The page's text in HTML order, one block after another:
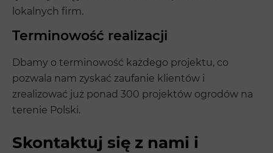
lokalnych firm.
Terminowość realizacji
Dbamy o terminowość każdego projektu, co
pozwala nam zyskać zaufanie klientów i
zrealizować już ponad 300 projektów ogrodów na
terenie Polski.
Skontaktuj się z nami i